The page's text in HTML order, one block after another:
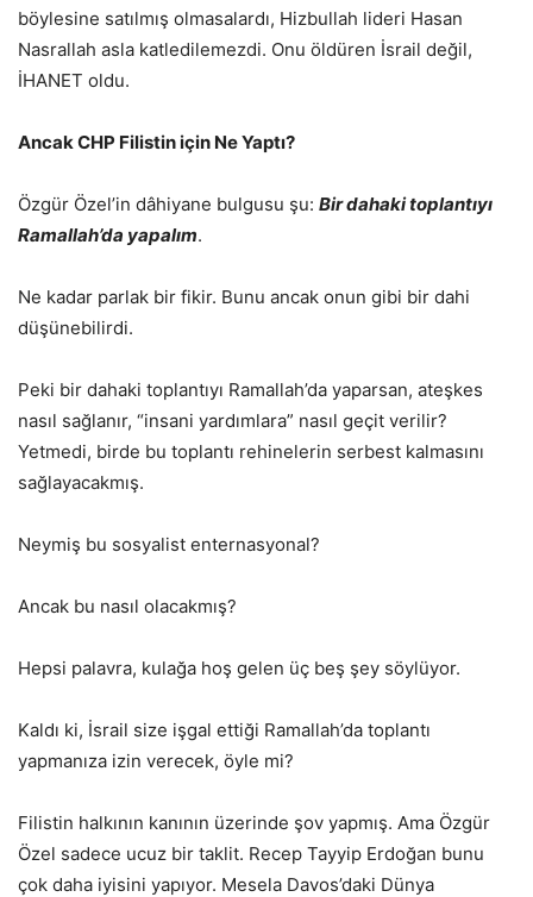
böylesine satılmış olmasalardı, Hizbullah lideri Hasan
Nasrallah asla katledilemezdi. Onu öldüren İsrail değil,
İHANET oldu.
Ancak CHP Filistin için Ne Yaptı?
Özgür Özel’in dâhiyane bulgusu şu: Bir dahaki toplantıyı
Ramallah’da yapalım.
Ne kadar parlak bir fikir. Bunu ancak onun gibi bir dahi
düşünebilirdi.
Peki bir dahaki toplantıyı Ramallah’da yaparsan, ateşkes
nasıl sağlanır, “insani yardımlara” nasıl geçit verilir?
Yetmedi, birde bu toplantı rehinelerin serbest kalmasını
sağlayacakmış.
Neymiş bu sosyalist enternasyonal?
Ancak bu nasıl olacakmış?
Hepsi palavra, kulağa hoş gelen üç beş şey söylüyor.
Kaldı ki, İsrail size işgal ettiği Ramallah’da toplantı
yapmanıza izin verecek, öyle mi?
Filistin halkının kanının üzerinde şov yapmış. Ama Özgür
Özel sadece ucuz bir taklit. Recep Tayyip Erdoğan bunu
çok daha iyisini yapıyor. Mesela Davos’daki Dünya